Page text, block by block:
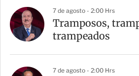
7 de agosto - 2:00 Hrs
Tramposos,
trampeados
7 de agosto - 2:00 Hrs